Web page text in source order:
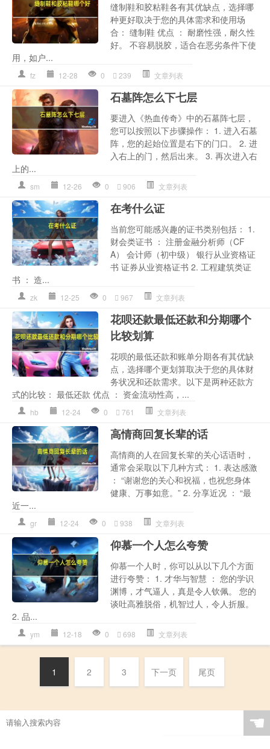
缝制鞋和胶粘鞋各有其优缺点，选择哪
种更好取决于您的具体需求和使用场
合： 缝制鞋 优点 ： 耐磨性强，耐久性
好。 不容易脱胶，适合在恶劣条件下使
用，如户...
fz 12-28 0 239 文章列表
石墓阵怎么下七层
要进入《热血传奇》中的石墓阵七层，
您可以按照以下步骤操作： 1. 进入石墓
阵，您的起始位置是右下的门口。 2. 进
入右上的门，然后出来。 3. 再次进入右
上的...
sm 12-26 0 906 文章列表
在考什么证
当前您可能感兴趣的证书类别包括： 1.
财会类证书 ： 注册金融分析师（CF
A） 会计师（初中级） 银行从业资格证
书 证券从业资格证书 2. 工程建筑类证
书 ： 造...
zk 12-25 0 967 文章列表
花呗还款最低还款和分期哪个
比较划算
花呗的最低还款和账单分期各有其优缺
点，选择哪个更划算取决于您的具体财
务状况和还款需求。以下是两种还款方
式的比较： 最低还款 优点 ： 资金流动性高，...
hb 12-24 0 761 文章列表
高情商回复长辈的话
高情商的人在回复长辈的关心话语时，
通常会采取以下几种方式： 1. 表达感激
： “谢谢您的关心和祝福，也祝您身体
健康、万事如意。” 2. 分享近况 ： “最
近一...
gr 12-24 0 938 文章列表
仰慕一个人怎么夸赞
仰慕一个人时，你可以从以下几个方面
进行夸赞： 1. 才华与智慧 ： 您的学识
渊博，才气逼人，真是令人钦佩。 您的
谈吐高雅脱俗，机智过人，令人折服。
2. 品...
ym 12-18 0 698 文章列表
1 2 3 下一页 尾页
☚